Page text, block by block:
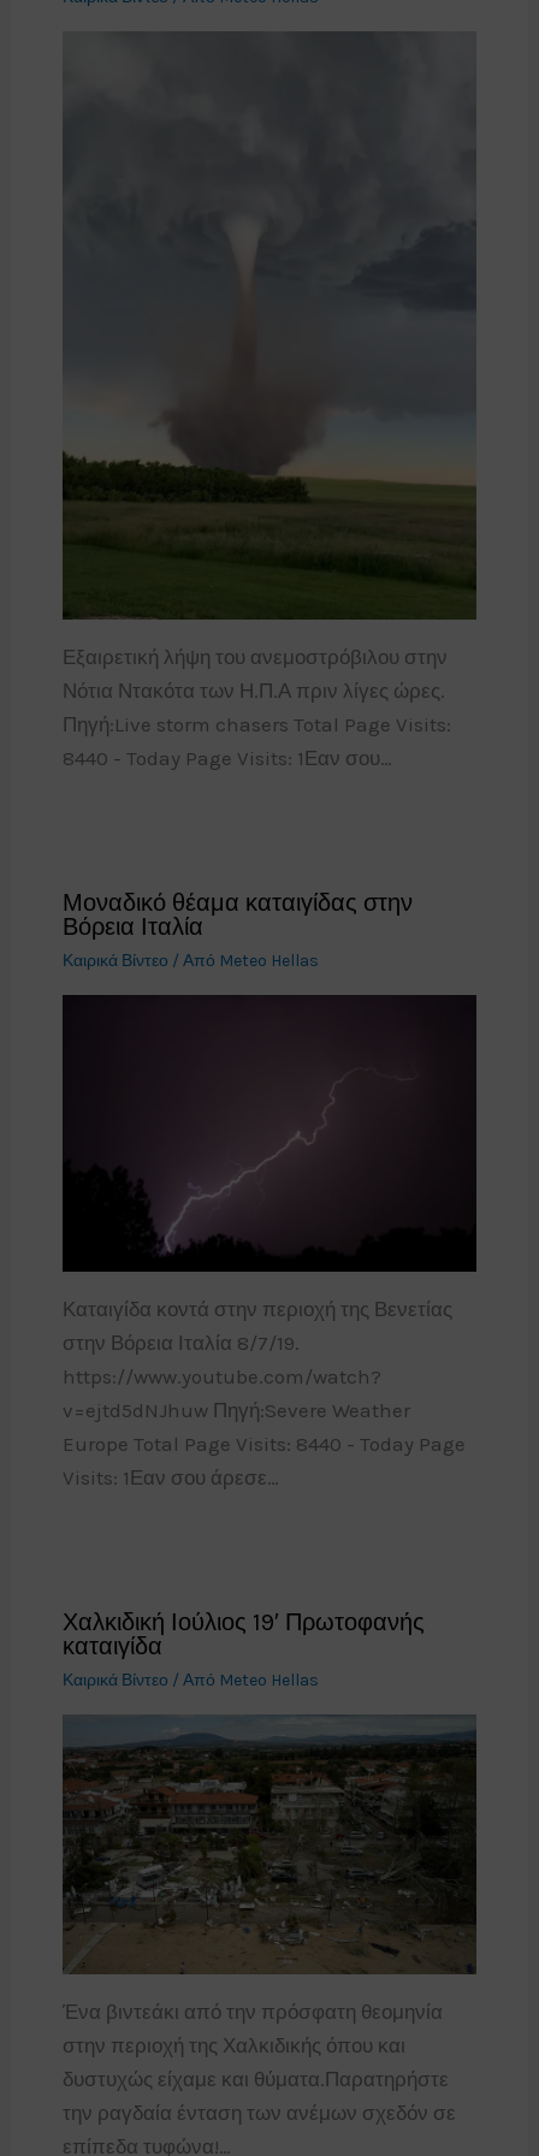
Εξαιρετική λήψη του ανεμοστρόβιλου στην
Νότια Ντακότα των Η.Π.Α πριν λίγες ώρες.
Πηγή:Live storm chasers Total Page Visits:
8440 - Today Page Visits: 1Εαν σου…
Μοναδικό θέαμα καταιγίδας στην
Βόρεια Ιταλία
Καιρικά Βίντεο / Από Meteo Hellas
Καταιγίδα κοντά στην περιοχή της Βενετίας
στην Βόρεια Ιταλία 8/7/19.
https://www.youtube.com/watch?
v=ejtd5dNJhuw Πηγή:Severe Weather
Europe Total Page Visits: 8440 - Today Page
Visits: 1Εαν σου άρεσε…
Χαλκιδική Ιούλιος 19′ Πρωτοφανής
καταιγίδα
Καιρικά Βίντεο / Από Meteo Hellas
Ένα βιντεάκι από την πρόσφατη θεομηνία
στην περιοχή της Χαλκιδικής όπου και
δυστυχώς είχαμε και θύματα.Παρατηρήστε
την ραγδαία ένταση των ανέμων σχεδόν σε
επίπεδα τυφώνα!…